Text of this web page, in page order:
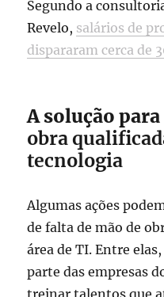
Segundo a
Revelo, salários de
dispararam cerca de
A solução
obra
tecnologia
Algumas ações
de falta de mão de
área de TI. Entre
parte das empresas